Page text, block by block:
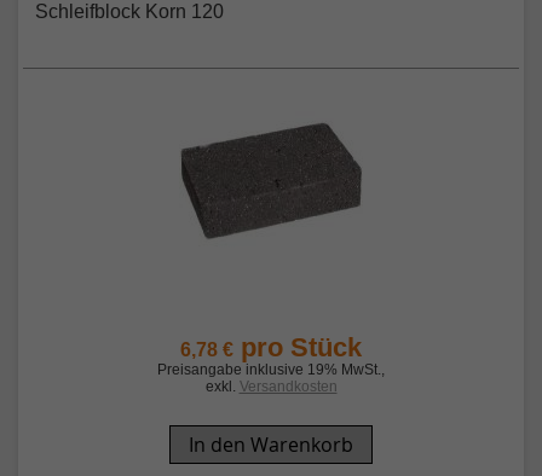
Schleifblock Korn 120
6,78 € pro Stück
Preisangabe inklusive 19% MwSt.,
exkl. Versandkosten
In den Warenkorb